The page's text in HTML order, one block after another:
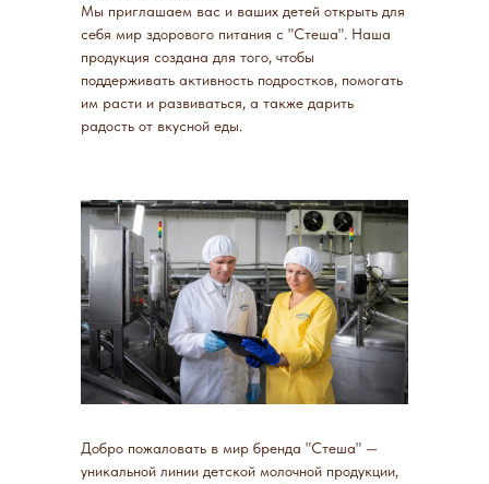
Добро пожаловать в мир бренда "Стеша" —
уникальной линии детской молочной продукции,
Мы приглашаем вас и ваших детей открыть для
себя мир здорового питания с "Стеша". Наша
продукция создана для того, чтобы
поддерживать активность подростков, помогать
им расти и развиваться, а также дарить
радость от вкусной еды.